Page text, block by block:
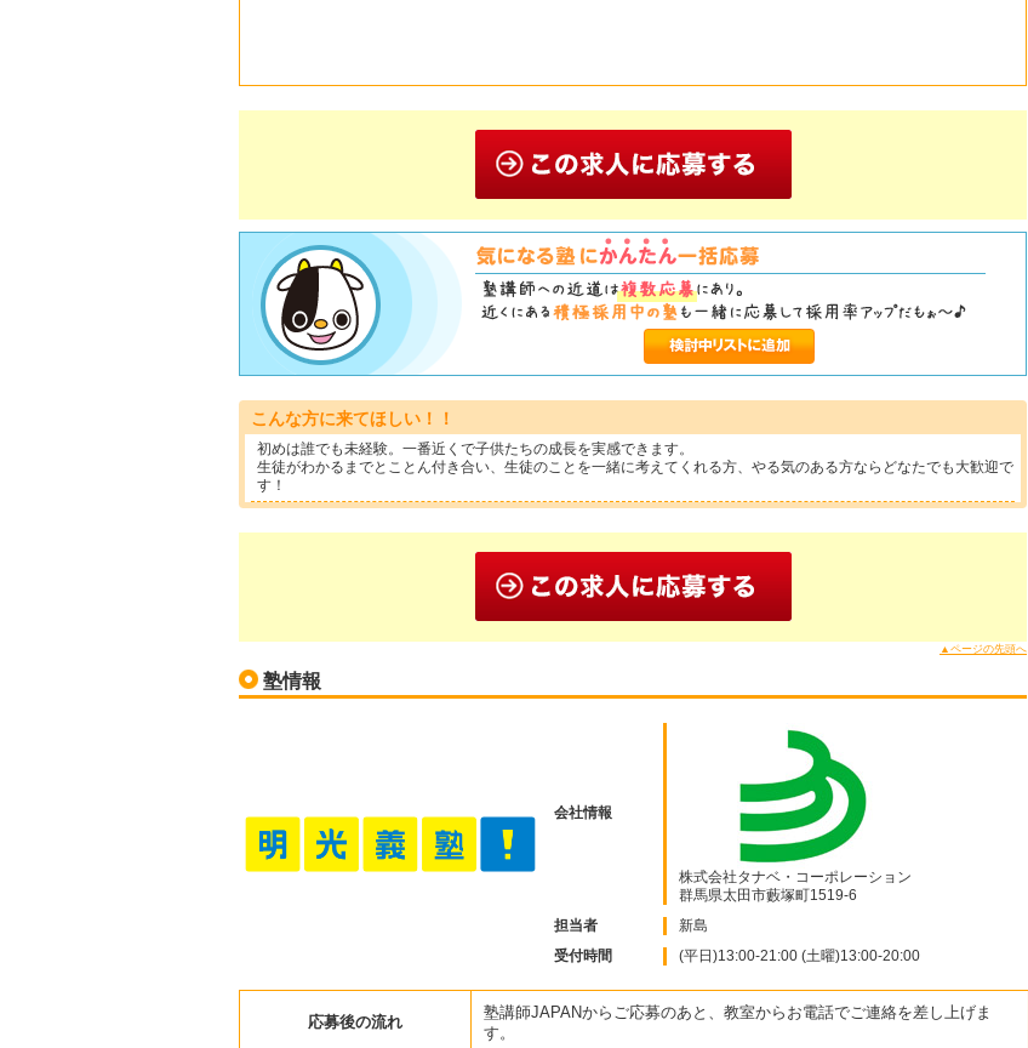
こんな方に来てほしい！！
初めは誰でも未経験。一番近くで子供たちの成長を実感できます。
生徒がわかるまでとことん付き合い、生徒のことを一緒に考えてくれる方、やる気のある方ならどなたでも大歓迎で
す！
▲ページの先頭へ
塾情報
会社情報
株式会社タナベ・コーポレーション
群馬県太田市藪塚町1519-6
担当者 新島
受付時間 (平日)13:00-21:00 (土曜)13:00-20:00
応募後の流れ
塾講師JAPANからご応募のあと、教室からお電話でご連絡を差し上げま
す。